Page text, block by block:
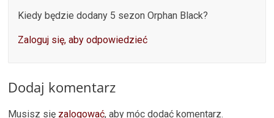
Kiedy będzie dodany 5 sezon Orphan Black?
Zaloguj się, aby odpowiedzieć
Dodaj komentarz
Musisz się zalogować, aby móc dodać komentarz.